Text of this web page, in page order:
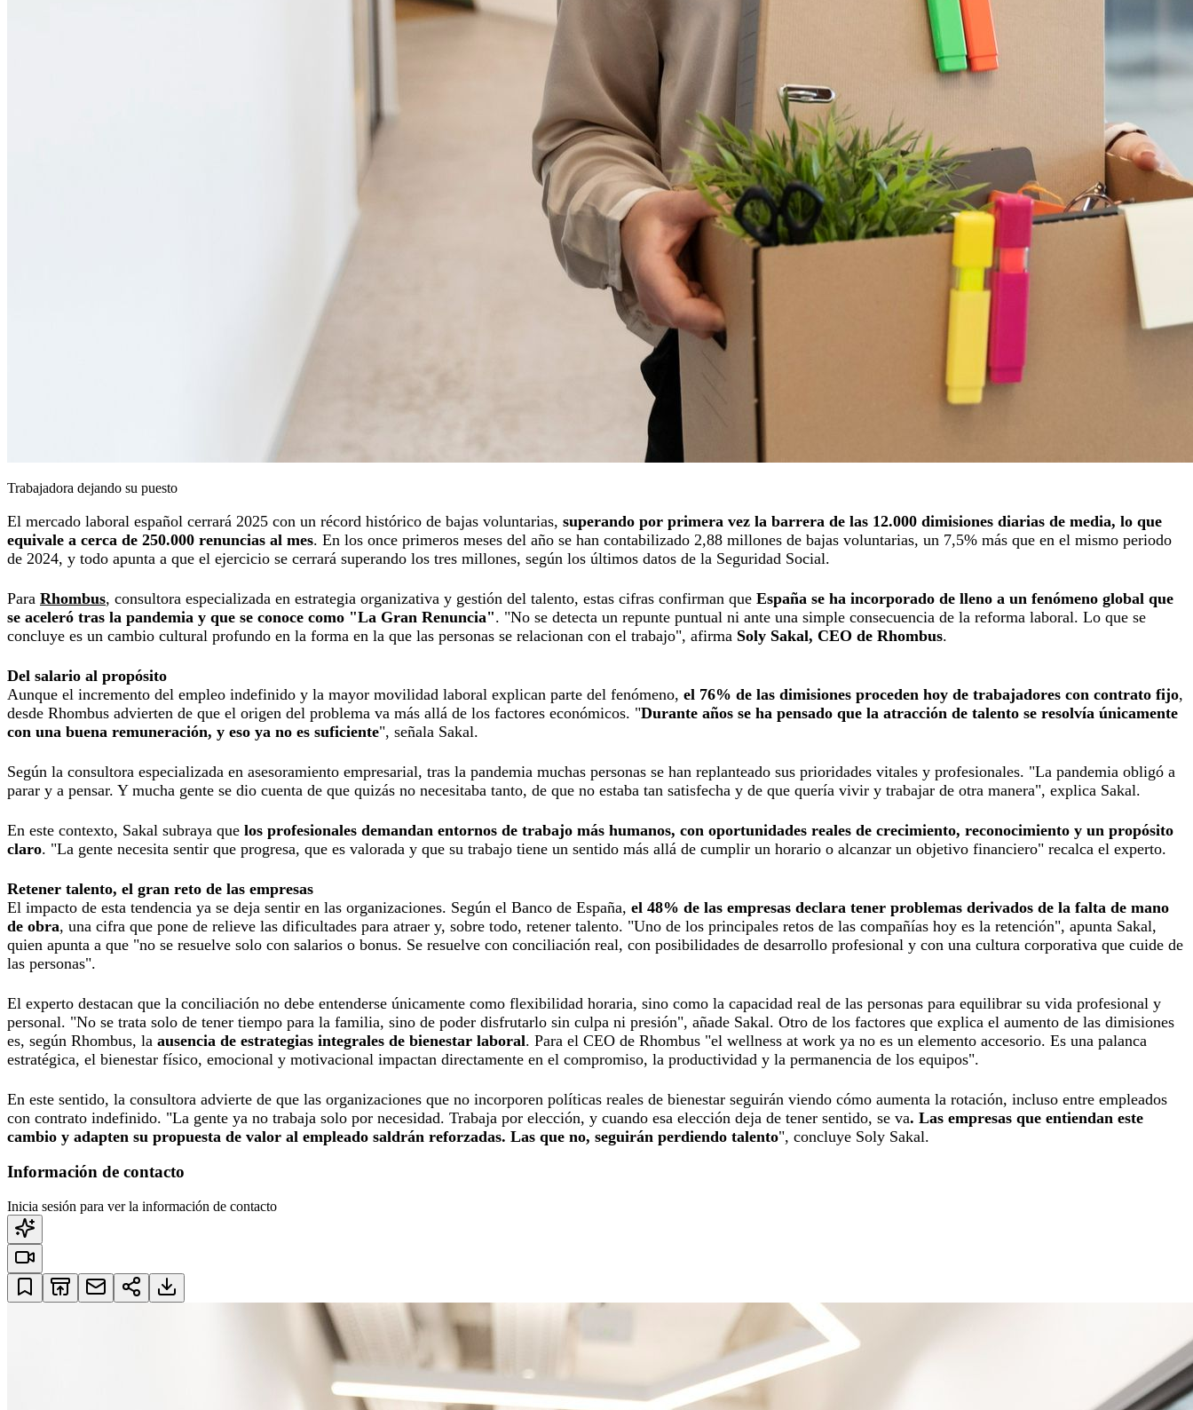
Trabajadora dejando su puesto
El mercado laboral español cerrará 2025 con un récord histórico de bajas voluntarias, superando por primera vez la barrera de las 12.000 dimisiones diarias de media, lo que
equivale a cerca de 250.000 renuncias al mes. En los once primeros meses del año se han contabilizado 2,88 millones de bajas voluntarias, un 7,5% más que en el mismo periodo
de 2024, y todo apunta a que el ejercicio se cerrará superando los tres millones, según los últimos datos de la Seguridad Social.
Para Rhombus, consultora especializada en estrategia organizativa y gestión del talento, estas cifras confirman que España se ha incorporado de lleno a un fenómeno global que
se aceleró tras la pandemia y que se conoce como "La Gran Renuncia". "No se detecta un repunte puntual ni ante una simple consecuencia de la reforma laboral. Lo que se
concluye es un cambio cultural profundo en la forma en la que las personas se relacionan con el trabajo", afirma Soly Sakal, CEO de Rhombus.
Del salario al propósito
Aunque el incremento del empleo indefinido y la mayor movilidad laboral explican parte del fenómeno, el 76% de las dimisiones proceden hoy de trabajadores con contrato fijo,
desde Rhombus advierten de que el origen del problema va más allá de los factores económicos. "Durante años se ha pensado que la atracción de talento se resolvía únicamente
con una buena remuneración, y eso ya no es suficiente", señala Sakal.
Según la consultora especializada en asesoramiento empresarial, tras la pandemia muchas personas se han replanteado sus prioridades vitales y profesionales. "La pandemia obligó a
parar y a pensar. Y mucha gente se dio cuenta de que quizás no necesitaba tanto, de que no estaba tan satisfecha y de que quería vivir y trabajar de otra manera", explica Sakal.
En este contexto, Sakal subraya que los profesionales demandan entornos de trabajo más humanos, con oportunidades reales de crecimiento, reconocimiento y un propósito
claro. "La gente necesita sentir que progresa, que es valorada y que su trabajo tiene un sentido más allá de cumplir un horario o alcanzar un objetivo financiero" recalca el experto.
Retener talento, el gran reto de las empresas
El impacto de esta tendencia ya se deja sentir en las organizaciones. Según el Banco de España, el 48% de las empresas declara tener problemas derivados de la falta de mano
de obra, una cifra que pone de relieve las dificultades para atraer y, sobre todo, retener talento. "Uno de los principales retos de las compañías hoy es la retención", apunta Sakal,
quien apunta a que "no se resuelve solo con salarios o bonus. Se resuelve con conciliación real, con posibilidades de desarrollo profesional y con una cultura corporativa que cuide de
las personas".
El experto destacan que la conciliación no debe entenderse únicamente como flexibilidad horaria, sino como la capacidad real de las personas para equilibrar su vida profesional y
personal. "No se trata solo de tener tiempo para la familia, sino de poder disfrutarlo sin culpa ni presión", añade Sakal. Otro de los factores que explica el aumento de las dimisiones
es, según Rhombus, la ausencia de estrategias integrales de bienestar laboral. Para el CEO de Rhombus "el wellness at work ya no es un elemento accesorio. Es una palanca
estratégica, el bienestar físico, emocional y motivacional impactan directamente en el compromiso, la productividad y la permanencia de los equipos".
En este sentido, la consultora advierte de que las organizaciones que no incorporen políticas reales de bienestar seguirán viendo cómo aumenta la rotación, incluso entre empleados
con contrato indefinido. "La gente ya no trabaja solo por necesidad. Trabaja por elección, y cuando esa elección deja de tener sentido, se va. Las empresas que entiendan este
cambio y adapten su propuesta de valor al empleado saldrán reforzadas. Las que no, seguirán perdiendo talento", concluye Soly Sakal.
Información de contacto
Inicia sesión para ver la información de contacto